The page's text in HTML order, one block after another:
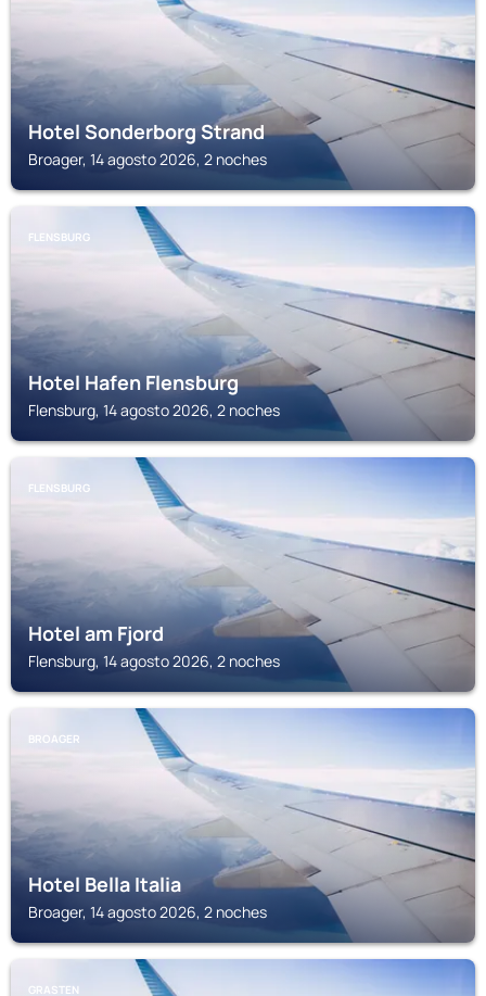
Hotel Sonderborg Strand
Broager, 14 agosto 2026, 2 noches
FLENSBURG
Hotel Hafen Flensburg
Flensburg, 14 agosto 2026, 2 noches
FLENSBURG
Hotel am Fjord
Flensburg, 14 agosto 2026, 2 noches
BROAGER
Hotel Bella Italia
Broager, 14 agosto 2026, 2 noches
GRASTEN